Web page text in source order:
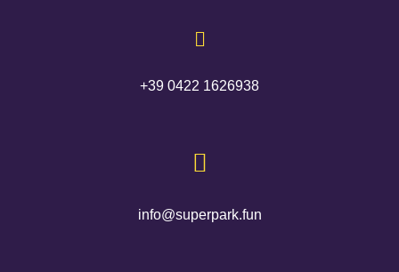
+39 0422 1626938
info@superpark.fun